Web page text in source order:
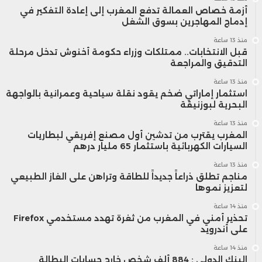
أزمة خصاص العمالة تدفع المغرب إلى إعادة التفكير في
إدماج المهاجرين بسوق الشغل
منذ 13 ساعة
قبل الانتخابات.. ممتلكات وزراء حكومة أخنوش تدخل مرحلة
التدقيق والمراجعة
منذ 13 ساعة
استثمار إماراتي ضخم يقود نقلة سياحية وعمرانية بالواجهة
البحرية لبوزنيقة
منذ 13 ساعة
المغرب يقترب من تدشين أول مصنع إفريقي لبطاريات
السيارات الكهربائية باستثمار 65 مليار درهم
منذ 13 ساعة
مناجم تطلق ذراعاً جديداً للطاقة وتراهن على الغاز الطبيعي
لتعزيز نموها
منذ 14 ساعة
تحذير أمني في المغرب من ثغرة تهدد مستخدمي Firefox
على أندرويد
منذ 14 ساعة
البنك الدولي : 884 ألف شخص خارج حسابات البطالة